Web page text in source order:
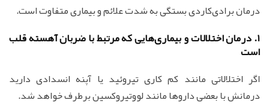
درمان برادی‌کاردی بستگی به شدت علائم و بیماری متفاوت است.
1. درمان اختلالات و بیماری‌هایی که مرتبط با ضربان آهسته قلب
است
اگر اختلالاتی مانند کم کاری تیروئید یا آپنه انسدادی دارید
درمانش با بعضی داروها مانند لووتیروکسین برطرف خواهد شد.